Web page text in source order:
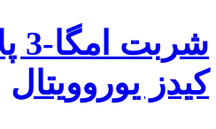
کیدز یوروویتال